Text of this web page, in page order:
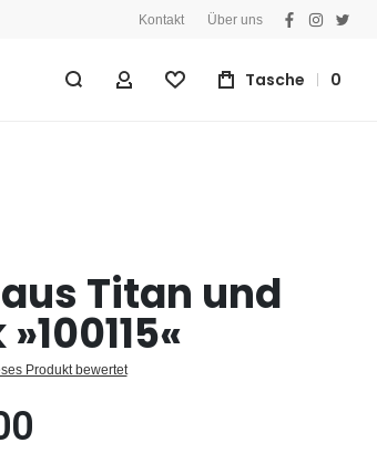
Kontakt Über uns
facebook
Mein Konto
Wunschliste
Tasche 0
Titan und
Produkt bewertet